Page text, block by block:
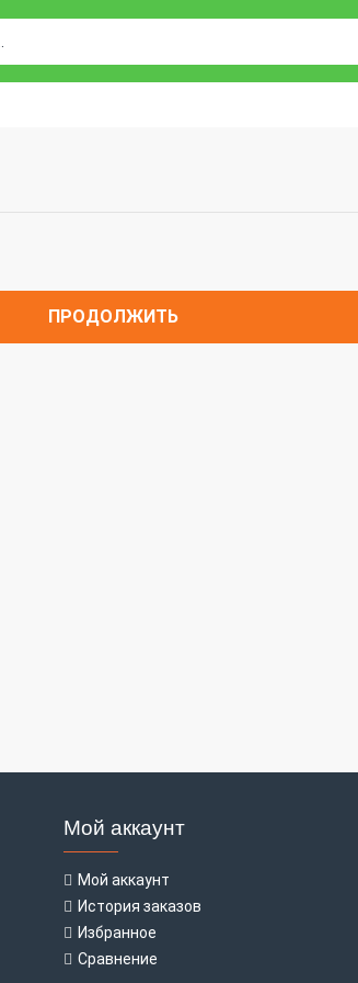
ПРОДОЛЖИТЬ
Мой аккаунт
Мой аккаунт
История заказов
Избранное
Сравнение